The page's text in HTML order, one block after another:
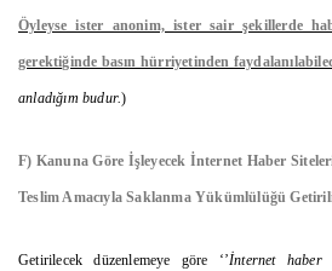
Öyleyse ister anonim, ister sair şekillerde
gerektiğinde basın hürriyetinden
anladığım budur.)
F) Kanuna Göre İşleyecek İnternet Haber
Teslim Amacıyla Saklanma Yükümlülüğü
Getirilecek düzenlemeye göre ‘’İnternet haber